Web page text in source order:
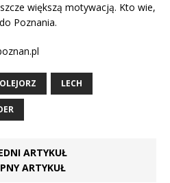
większą motywacją. Kto wie,
Poznania.
LECH
ARTYKUŁ
ARTYKUŁ